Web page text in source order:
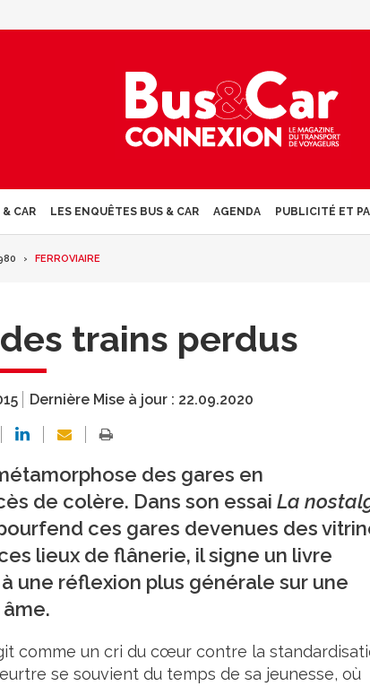
& CAR LES ENQUÊTES BUS & CAR AGENDA PUBLICITÉ ET
FERROVIAIRE
trains perdus
Dernière Mise à jour : 22.09.2020
des gares en
de colère. Dans son essai La
ces gares devenues des
lieux de flânerie, il signe un livre
une réflexion plus générale sur une
comme un cri du cœur contre la
se souvient du temps de sa jeunesse, où